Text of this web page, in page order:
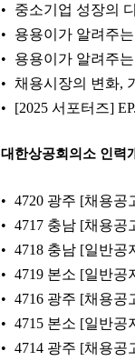
중소기업 성장의
용용이가 알려주
용용이가 알려주
채용시장의 변화,
[2025 서포터즈]
대한상공회의소 인력
4720 광주 [채용공
4717 충남 [채용공
4718 충남 [일반공
4719 본소 [일반공
4716 광주 [채용공
4715 본소 [일반공
4714 광주 [채용공